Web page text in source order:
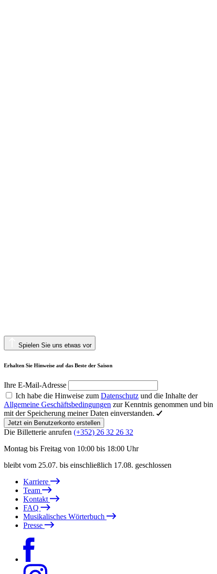
Spielen Sie uns etwas vor
Erhalten Sie Hinweise auf das Beste der Saison
Ihre E-Mail-Adresse
Ich habe die Hinweise zum Datenschutz und die Inhalte der
Allgemeine Geschäftsbedingungen zur Kenntnis genommen und bin
mit der Speicherung meiner Daten einverstanden.
Jetzt ein Benutzerkonto erstellen
Die Billetterie anrufen (+352) 26 32 26 32
Montag bis Freitag von 10:00 bis 18:00 Uhr
bleibt vom 25.07. bis einschließlich 17.08. geschlossen
Karriere
Team
Kontakt
FAQ
Musikalisches Wörterbuch
Presse